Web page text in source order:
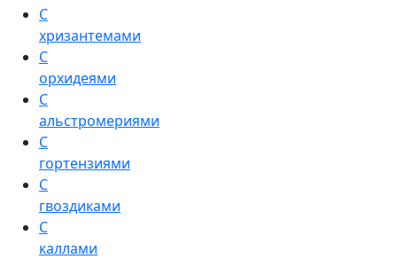
С
хризантемами
С
орхидеями
С
альстромериями
С
гортензиями
С
гвоздиками
С
каллами